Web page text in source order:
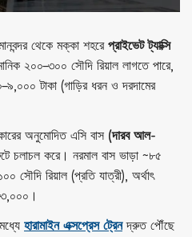
থেকে মক্কা শহরে প্রাইভেট ট্যাক্সি
২০০–৩০০ সৌদি রিয়াল লাগতে পারে,
টাকা (গাড়ির ধরন ও দরদামের
অনুমোদিত এসি বাস (দারব আল-
চলাচল করে। নরমাল বাস ভাড়া ~৮৫
সৌদি রিয়াল (প্রতি যাত্রী), অর্থাৎ
হারামাইন এক্সপ্রেস ট্রেনদ্রুত পৌঁছে